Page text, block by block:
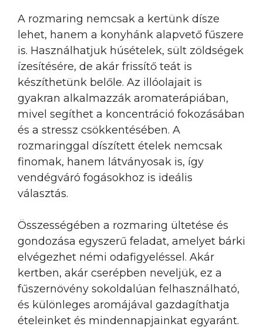
A rozmaring nemcsak a kertünk dísze
lehet, hanem a konyhánk alapvető fűszere
is. Használhatjuk húsételek, sült zöldségek
ízesítésére, de akár frissítő teát is
készíthetünk belőle. Az illóolajait is
gyakran alkalmazzák aromaterápiában,
mivel segíthet a koncentráció fokozásában
és a stressz csökkentésében. A
rozmaringgal díszített ételek nemcsak
finomak, hanem látványosak is, így
vendégváró fogásokhoz is ideális
választás.
Összességében a rozmaring ültetése és
gondozása egyszerű feladat, amelyet bárki
elvégezhet némi odafigyeléssel. Akár
kertben, akár cserépben neveljük, ez a
fűszernövény sokoldalúan felhasználható,
és különleges aromájával gazdagíthatja
ételeinket és mindennapjainkat egyaránt.